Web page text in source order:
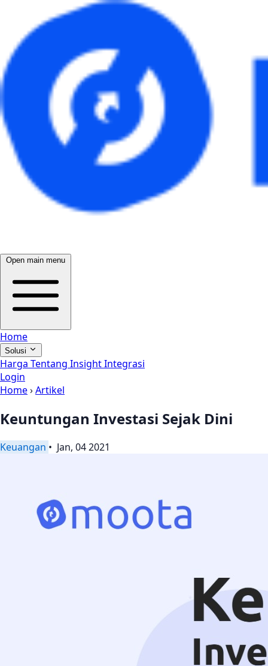
Open main menu
Home
Solusi
Harga Tentang InsightIntegrasi
Login
Home›Artikel
Keuntungan Investasi Sejak Dini
Keuangan • Jan, 04 2021